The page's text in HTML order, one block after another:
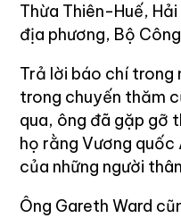
Thừa Thiên-Huế,
địa phương, Bộ
Trả lời báo chí trong
trong chuyến thăm
qua, ông đã gặp gỡ
họ rằng Vương quốc
của những người
Ông Gareth Ward